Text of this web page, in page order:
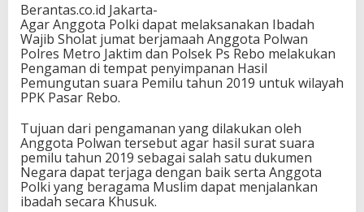
Berantas.co.id Jakarta-
Agar Anggota Polki dapat melaksanakan Ibadah
Wajib Sholat jumat berjamaah Anggota Polwan
Polres Metro Jaktim dan Polsek Ps Rebo melakukan
Pengaman di tempat penyimpanan Hasil
Pemungutan suara Pemilu tahun 2019 untuk wilayah
PPK Pasar Rebo.
Tujuan dari pengamanan yang dilakukan oleh
Anggota Polwan tersebut agar hasil surat suara
pemilu tahun 2019 sebagai salah satu dukumen
Negara dapat terjaga dengan baik serta Anggota
Polki yang beragama Muslim dapat menjalankan
ibadah secara Khusuk.